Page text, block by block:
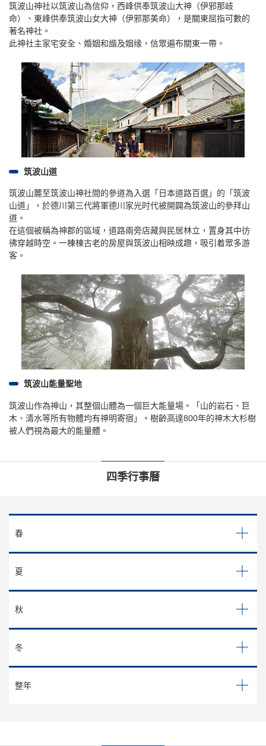
筑波山神社以筑波山為信仰，西峰供奉筑波山大神（伊邪那岐
命）、東峰供奉筑波山女大神（伊邪那美命），是關東屈指可數的
著名神社。
此神社主家宅安全、婚姻和諧及姻缘，信眾遍布關東一帶。
筑波山道
筑波山麓至筑波山神社間的參道為入選「日本道路百選」的「筑波
山道」，於德川第三代將軍德川家光时代被開闢為筑波山的參拜山
道。
在這個被稱為神郡的區域，道路兩旁店藏與民居林立，置身其中彷
彿穿越時空。一棟棟古老的房屋與筑波山相映成趣，吸引着眾多游
客。
筑波山能量聖地
筑波山作為神山，其整個山體為一個巨大能量場。「山的岩石、巨
木、清水等所有物體均有神明寄宿」。樹齡高達800年的神木大杉樹
被人們視為最大的能量體。
四季行事曆
春
夏
秋
冬
整年